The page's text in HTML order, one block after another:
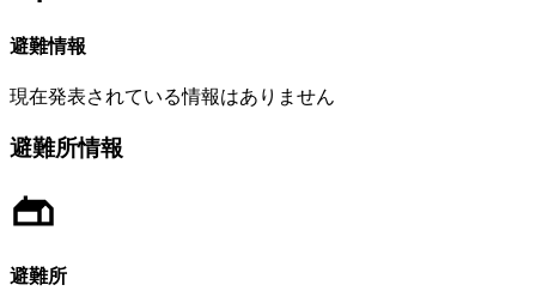
避難情報
現在発表されている情報はありません
避難所情報
避難所